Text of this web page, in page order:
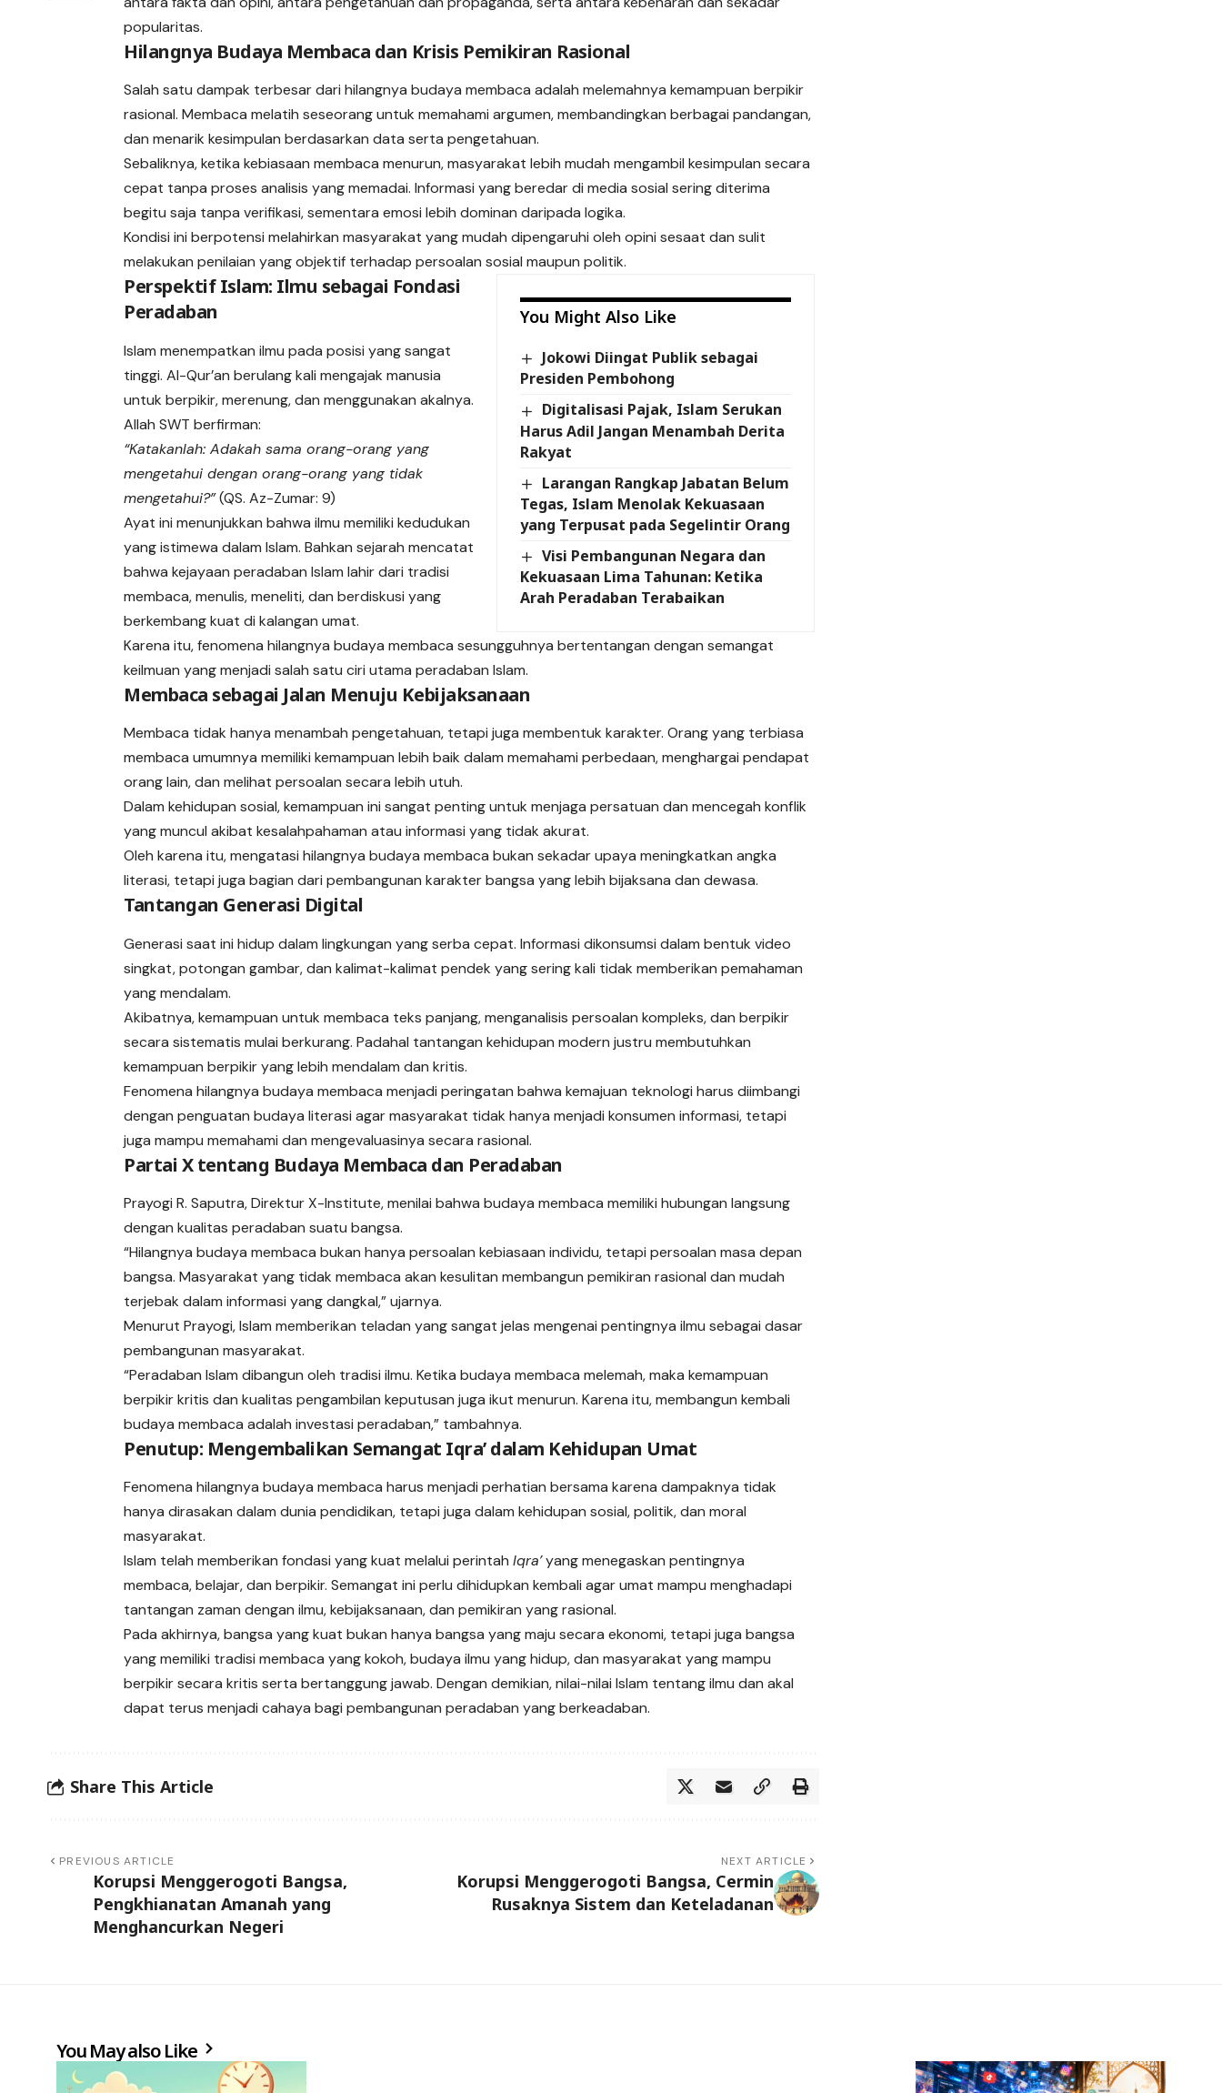
popularitas.
Hilangnya Budaya Membaca dan Krisis Pemikiran Rasional
Salah satu dampak terbesar dari hilangnya budaya membaca adalah melemahnya kemampuan berpikir
rasional. Membaca melatih seseorang untuk memahami argumen, membandingkan berbagai pandangan,
dan menarik kesimpulan berdasarkan data serta pengetahuan.
Sebaliknya, ketika kebiasaan membaca menurun, masyarakat lebih mudah mengambil kesimpulan secara
cepat tanpa proses analisis yang memadai. Informasi yang beredar di media sosial sering diterima
begitu saja tanpa verifikasi, sementara emosi lebih dominan daripada logika.
Kondisi ini berpotensi melahirkan masyarakat yang mudah dipengaruhi oleh opini sesaat dan sulit
melakukan penilaian yang objektif terhadap persoalan sosial maupun politik.
You Might Also Like
Jokowi Diingat Publik sebagai
Presiden Pembohong
Digitalisasi Pajak, Islam Serukan
Harus Adil Jangan Menambah Derita
Rakyat
Larangan Rangkap Jabatan Belum
Tegas, Islam Menolak Kekuasaan
yang Terpusat pada Segelintir Orang
Visi Pembangunan Negara dan
Kekuasaan Lima Tahunan: Ketika
Arah Peradaban Terabaikan
Perspektif Islam: Ilmu sebagai Fondasi
Peradaban
Islam menempatkan ilmu pada posisi yang sangat
tinggi. Al-Qur’an berulang kali mengajak manusia
untuk berpikir, merenung, dan menggunakan akalnya.
Allah SWT berfirman:
“Katakanlah: Adakah sama orang-orang yang
mengetahui dengan orang-orang yang tidak
mengetahui?”(QS. Az-Zumar: 9)
Ayat ini menunjukkan bahwa ilmu memiliki kedudukan
yang istimewa dalam Islam. Bahkan sejarah mencatat
bahwa kejayaan peradaban Islam lahir dari tradisi
membaca, menulis, meneliti, dan berdiskusi yang
berkembang kuat di kalangan umat.
Karena itu, fenomena hilangnya budaya membaca sesungguhnya bertentangan dengan semangat
keilmuan yang menjadi salah satu ciri utama peradaban Islam.
Membaca sebagai Jalan Menuju Kebijaksanaan
Membaca tidak hanya menambah pengetahuan, tetapi juga membentuk karakter. Orang yang terbiasa
membaca umumnya memiliki kemampuan lebih baik dalam memahami perbedaan, menghargai pendapat
orang lain, dan melihat persoalan secara lebih utuh.
Dalam kehidupan sosial, kemampuan ini sangat penting untuk menjaga persatuan dan mencegah konflik
yang muncul akibat kesalahpahaman atau informasi yang tidak akurat.
Oleh karena itu, mengatasi hilangnya budaya membaca bukan sekadar upaya meningkatkan angka
literasi, tetapi juga bagian dari pembangunan karakter bangsa yang lebih bijaksana dan dewasa.
Tantangan Generasi Digital
Generasi saat ini hidup dalam lingkungan yang serba cepat. Informasi dikonsumsi dalam bentuk video
singkat, potongan gambar, dan kalimat-kalimat pendek yang sering kali tidak memberikan pemahaman
yang mendalam.
Akibatnya, kemampuan untuk membaca teks panjang, menganalisis persoalan kompleks, dan berpikir
secara sistematis mulai berkurang. Padahal tantangan kehidupan modern justru membutuhkan
kemampuan berpikir yang lebih mendalam dan kritis.
Fenomena hilangnya budaya membaca menjadi peringatan bahwa kemajuan teknologi harus diimbangi
dengan penguatan budaya literasi agar masyarakat tidak hanya menjadi konsumen informasi, tetapi
juga mampu memahami dan mengevaluasinya secara rasional.
Partai X tentang Budaya Membaca dan Peradaban
Prayogi R. Saputra, Direktur X-Institute, menilai bahwa budaya membaca memiliki hubungan langsung
dengan kualitas peradaban suatu bangsa.
“Hilangnya budaya membaca bukan hanya persoalan kebiasaan individu, tetapi persoalan masa depan
bangsa. Masyarakat yang tidak membaca akan kesulitan membangun pemikiran rasional dan mudah
terjebak dalam informasi yang dangkal,” ujarnya.
Menurut Prayogi, Islam memberikan teladan yang sangat jelas mengenai pentingnya ilmu sebagai dasar
pembangunan masyarakat.
“Peradaban Islam dibangun oleh tradisi ilmu. Ketika budaya membaca melemah, maka kemampuan
berpikir kritis dan kualitas pengambilan keputusan juga ikut menurun. Karena itu, membangun kembali
budaya membaca adalah investasi peradaban,” tambahnya.
Penutup: Mengembalikan Semangat Iqra’ dalam Kehidupan Umat
Fenomena hilangnya budaya membaca harus menjadi perhatian bersama karena dampaknya tidak
hanya dirasakan dalam dunia pendidikan, tetapi juga dalam kehidupan sosial, politik, dan moral
masyarakat.
Islam telah memberikan fondasi yang kuat melalui perintahIqra’yang menegaskan pentingnya
membaca, belajar, dan berpikir. Semangat ini perlu dihidupkan kembali agar umat mampu menghadapi
tantangan zaman dengan ilmu, kebijaksanaan, dan pemikiran yang rasional.
Pada akhirnya, bangsa yang kuat bukan hanya bangsa yang maju secara ekonomi, tetapi juga bangsa
yang memiliki tradisi membaca yang kokoh, budaya ilmu yang hidup, dan masyarakat yang mampu
berpikir secara kritis serta bertanggung jawab. Dengan demikian, nilai-nilai Islam tentang ilmu dan akal
dapat terus menjadi cahaya bagi pembangunan peradaban yang berkeadaban.
Share This Article
PREVIOUS ARTICLE
Korupsi Menggerogoti Bangsa,
Pengkhianatan Amanah yang
Menghancurkan Negeri
NEXT ARTICLE
Korupsi Menggerogoti Bangsa, Cermin
Rusaknya Sistem dan Keteladanan
You May also Like